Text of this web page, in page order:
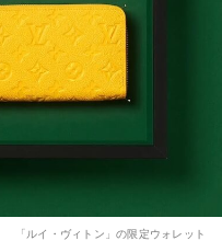
「ルイ・ヴィトン」の限定ウォレット